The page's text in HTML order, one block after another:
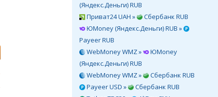
(Яндекс.Деньги) RUB
Приват24 UAH »
Сбербанк RUB
ЮMoney (Яндекс.Деньги) RUB »
Payeer RUB
WebMoney WMZ »
ЮMoney
(Яндекс.Деньги) RUB
WebMoney WMZ »
Сбербанк RUB
Payeer USD »
Сбербанк RUB